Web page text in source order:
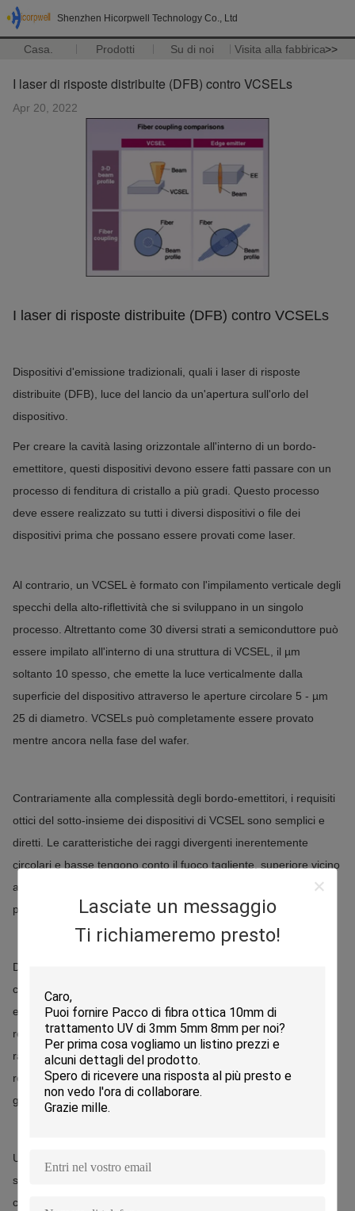
Shenzhen Hicorpwell Technology Co., Ltd
Casa. Prodotti Su di noi Visita alla fabbrica>>
Lasciate un messaggio
Ti richiameremo presto!
I laser di risposte distribuite (DFB) contro VCSELs
Apr 20, 2022
I laser di risposte distribuite (DFB) contro VCSELs
Dispositivi d'emissione tradizionali, quali i laser di risposte
distribuite (DFB), luce del lancio da un'apertura sull'orlo del
dispositivo.
Per creare la cavità lasing orizzontale all'interno di un bordo-
emettitore, questi dispositivi devono essere fatti passare con un
processo di fenditura di cristallo a più gradi. Questo processo
deve essere realizzato su tutti i diversi dispositivi o file dei
dispositivi prima che possano essere provati come laser.
Al contrario, un VCSEL è formato con l'impilamento verticale degli
specchi della alto-riflettività che si sviluppano in un singolo
processo. Altrettanto come 30 diversi strati a semiconduttore può
essere impilato all'interno di una struttura di VCSEL, il µm
soltanto 10 spesso, che emette la luce verticalmente dalla
superficie del dispositivo attraverso le aperture circolare 5 - µm
25 di diametro. VCSELs può completamente essere provato
mentre ancora nella fase del wafer.
Contrariamente alla complessità degli bordo-emettitori, i requisiti
ottici del sotto-insieme dei dispositivi di VCSEL sono semplici e
diretti.
Le caratteristiche dei raggi divergenti inerentemente
circolari e basse tengono conto il fuoco tagliente, superiore vicino
alla prestazione limitata della diffrazione e ad una dimensione di
punto coerente sferica.
Di conseguenza, VCSELs può produrre un potere direttamente
coppia significativamente più alto che può più ulteriormente
essere migliorato usando una lente disponibile immediatamente
relativamente economica della palla. Poiché le caratteristiche dei
raggi di VCSELs possono essere sintonizzate per abbinare i
requisiti delle fibre, le lenti supplementari possono eliminarsi per
gli adeguamenti di modellatura o di allineamento del fascio.
Un'edizione supplementare con i diodi laser di DFB è la loro
suscettibilità alle retro-riflessioni di luce dalla fibra con
conseguente rumore ottico aumentato sul segnale.